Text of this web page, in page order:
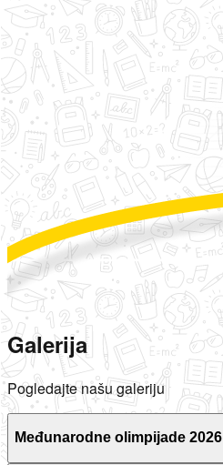
Galerija
Pogledajte našu galeriju
Međunarodne olimpijade 2026